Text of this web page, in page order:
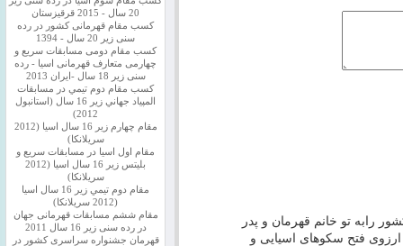
رابه تو خانم قهرمان و پدر
فتح سکوهای اسیایی و
20 سال - 2015 قرقیزستان
کسب مقام قهرمانی کشور در رده
سنی زیر 20 سال - 1394
کسب مقام دومی مسابقات سریع و
چهارمی متعارف قهرمانی اسیا - رده
سنی زیر 18 سال -ایران 2013
كسب مقام دوم تيمي در مسابقات
المپياد جهاني زير 16 سال (استانبول
2012)
مقام چهارم زير 16 سال اسيا (2012
سريلانكا)
مقام اول اسيا در مسابقات سريع و
بليتس زير 16 سال اسيا (2012
سريلانكا)
مقام دوم تيمي زير 16 سال اسيا
(2012 سريلانكا)
مقام ششم مسابقات قهرمانی جهان
در رده سنی زیر 16 سال 2011
قهرمان جشنواره سراسری کشور در